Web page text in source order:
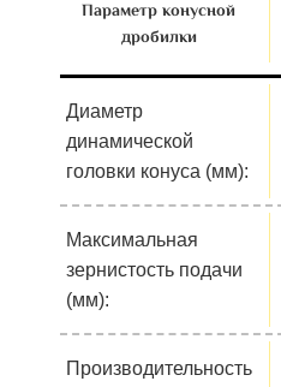
Параметр конусной
дробилки
Диаметр
динамической
головки конуса (мм):
Максимальная
зернистость подачи
(мм):
Производительность